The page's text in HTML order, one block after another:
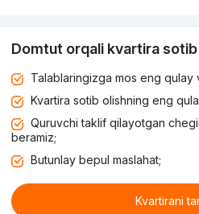
Domtut orqali kvartira
Talablaringizga mos eng qulay
Kvartira sotib olishning eng
Quruvchi taklif qilayotgan
beramiz;
Butunlay bepul maslahat;
Kvartirani